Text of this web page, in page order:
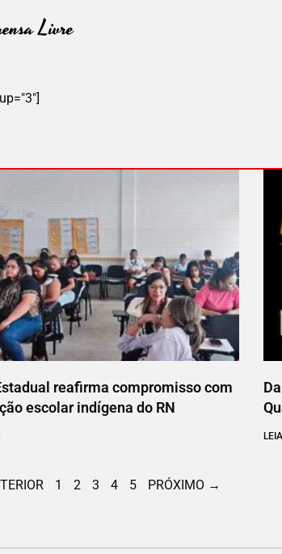
reafirma compromisso com
escolar indígena do RN
1 2 3 4 5 PRÓXIMO →